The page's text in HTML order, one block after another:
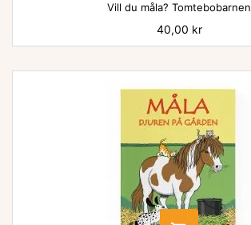
Vill du måla? Tomtebobarnen
Pris
40,00 kr